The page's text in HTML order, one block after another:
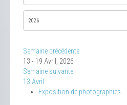
Semaine précédente
13 - 19 Avril, 2026
Semaine suivante
13 Avril
Exposition de photographies